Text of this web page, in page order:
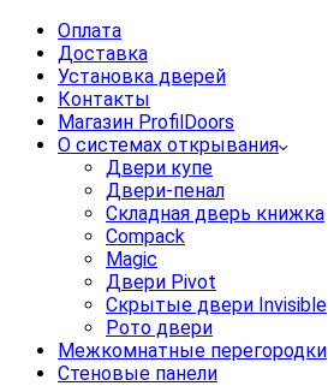
Оплата
Доставка
Установка дверей
Контакты
Магазин ProfilDoors
О системах открывания
Двери купе
Двери-пенал
Складная дверь книжка
Compack
Magic
Двери Pivot
Скрытые двери Invisible
Рото двери
Межкомнатные перегородки
Стеновые панели